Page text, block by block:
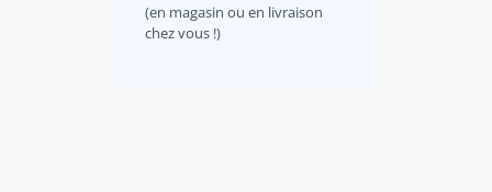
(en magasin ou en livraison
chez vous !)